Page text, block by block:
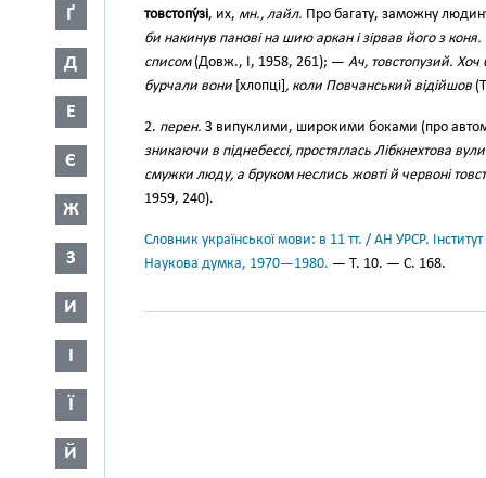
Ґ
Д
Е
Є
Ж
З
И
І
Ї
Й
товстопу́зі, их, мн., лайл. Про багату, заможну
би накинув панові на шию аркан і зірвав його з коня.
списом(Довж., І, 1958, 261); — Ач, товстопузий.
бурчали вони [хлопці] , коли Повчанський відійшов
2. перен. З випуклими, широкими боками (про
зникаючи в піднебессі, простяглась Лібкнехтова
смужки люду, а бруком неслись жовті й червоні
1959, 240).
Словник української мови: в 11 тт. / АН УРСР.
Наукова думка, 1970—1980. — Т. 10. — С. 168.